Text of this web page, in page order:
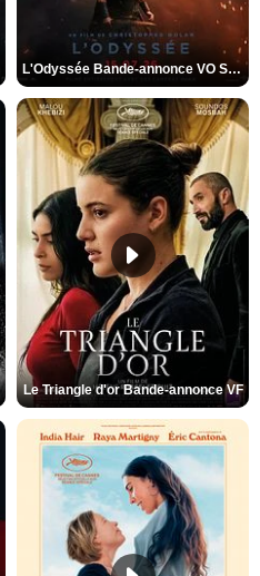
L'Odyssée Bande-annonce VO STFR
Le Triangle d'or Bande-annonce VF